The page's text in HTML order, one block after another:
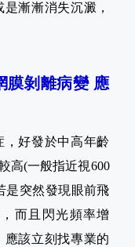
漸漸消失沉澱，
膜剝離病變 應
，好發於中高年齡
高(一般指近視600
是突然發現眼前飛
而且閃光頻率增
該立刻找專業的